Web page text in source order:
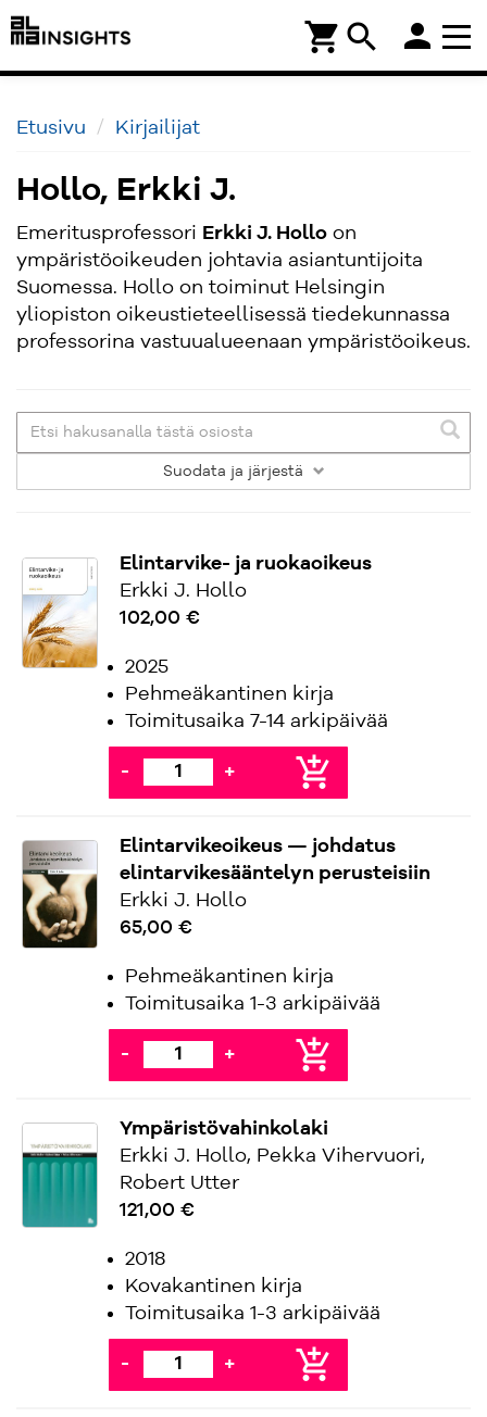
search
shopping_cart person
Etusivu Kirjailijat
Hollo, Erkki J.
Emeritusprofessori Erkki J. Hollo on
ympäristöoikeuden johtavia asiantuntijoita
Suomessa. Hollo on toiminut Helsingin
yliopiston oikeustieteellisessä tiedekunnassa
professorina vastuualueenaan ympäristöoikeus.
Suodata ja järjestä
Elintarvike- ja ruokaoikeus
Erkki J. Hollo
102,00 €
2025
Pehmeäkantinen kirja
Toimitusaika 7-14 arkipäivää
- + add_shopping_cart
Elintarvikeoikeus — johdatus
elintarvikesääntelyn perusteisiin
Erkki J. Hollo
65,00 €
Pehmeäkantinen kirja
Toimitusaika 1-3 arkipäivää
- + add_shopping_cart
Ympäristövahinkolaki
Erkki J. Hollo, Pekka Vihervuori,
Robert Utter
121,00 €
2018
Kovakantinen kirja
Toimitusaika 1-3 arkipäivää
- + add_shopping_cart